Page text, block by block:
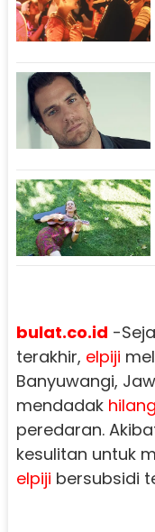
bulat.co.id -
terakhir, elpiji
Banyuwangi,
mendadak hilang
peredaran.
kesulitan untuk
elpiji bersubsidi